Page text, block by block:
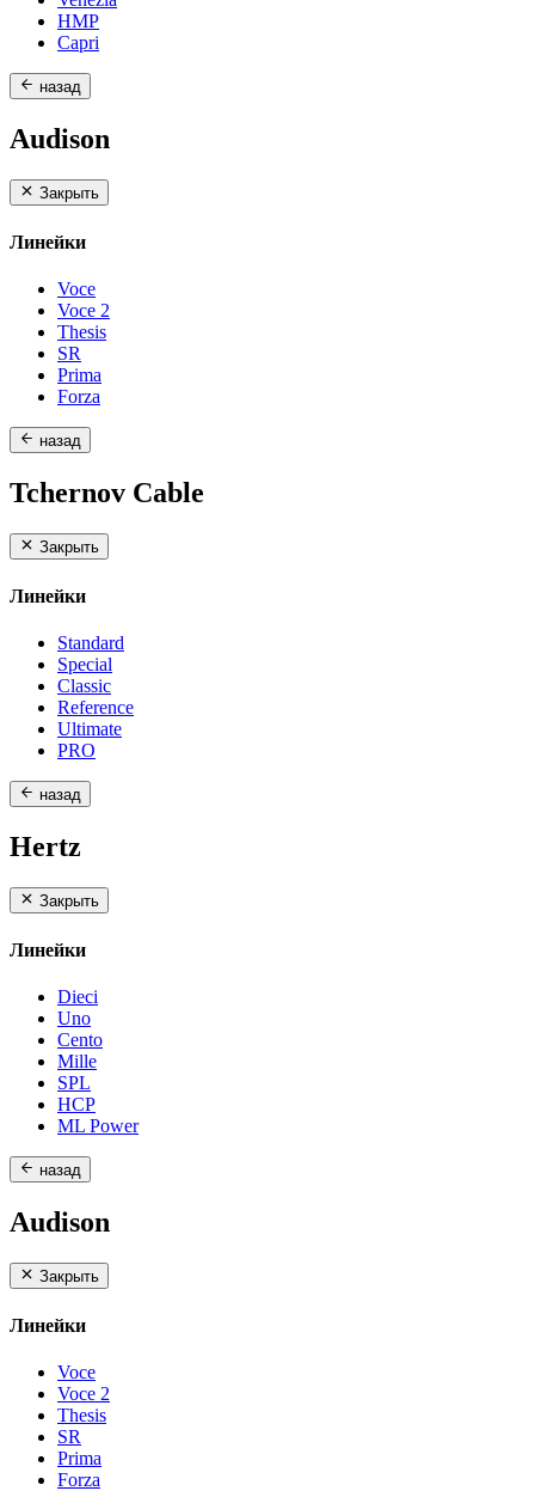
HMP
Capri
назад
Audison
Закрыть
Линейки
Voce
Voce 2
Thesis
SR
Prima
Forza
назад
Tchernov Cable
Закрыть
Линейки
Standard
Special
Classic
Reference
Ultimate
PRO
назад
Hertz
Закрыть
Линейки
Dieci
Uno
Cento
Mille
SPL
HCP
ML Power
назад
Audison
Закрыть
Линейки
Voce
Voce 2
Thesis
SR
Prima
Forza